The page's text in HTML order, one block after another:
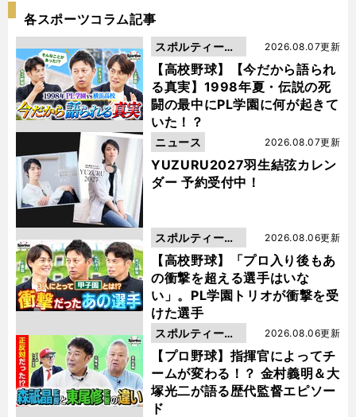
各スポーツコラム記事
【高校野球】【今だから語られ
る真実】1998年夏・伝説の死
闘の最中にPL学園に何が起きて
いた！？
2026.08.07更新
スポルティーバ
動画
YUZURU2027羽生結弦カレン
ダー 予約受付中！
2026.08.07更新
ニュース
【高校野球】「プロ入り後もあ
の衝撃を超える選手はいな
い」。PL学園トリオが衝撃を受
けた選手
2026.08.06更新
スポルティーバ
動画
【プロ野球】指揮官によってチ
ームが変わる！？ 金村義明＆大
塚光二が語る歴代監督エピソー
ド
2026.08.06更新
スポルティーバ
動画